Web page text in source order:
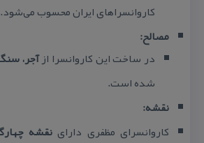
كاروانسراهای ایران محسوب می‌شود.
مصالح:
در ساخت این كاروانسرا ازآجر،
شده است.
نقشه:
كاروانسرای مظفری دارای نقشه